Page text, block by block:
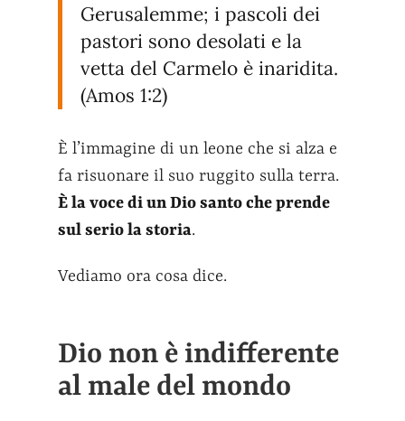
Gerusalemme; i pascoli dei
pastori sono desolati e la
vetta del Carmelo è inaridita.
(Amos 1:2)
È l’immagine di un leone che si alza e
fa risuonare il suo ruggito sulla terra.
È la voce di un Dio santo che prende
sul serio la storia.
Vediamo ora cosa dice.
Dio non è indifferente
al male del mondo